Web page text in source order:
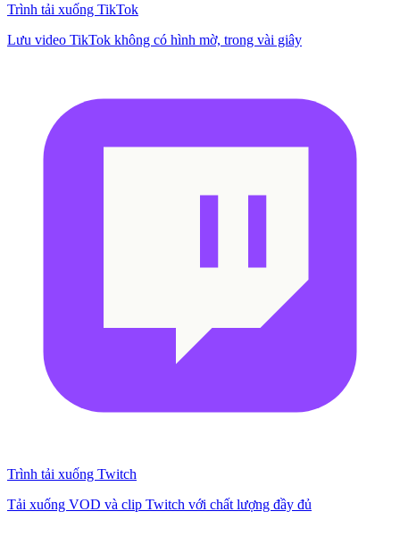
Trình tải xuống TikTok
Lưu video TikTok không có hình mờ, trong vài giây
Trình tải xuống Twitch
Tải xuống VOD và clip Twitch với chất lượng đầy đủ